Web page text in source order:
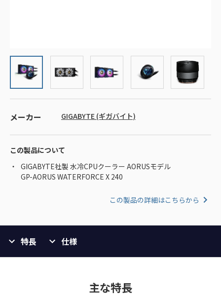
メーカー GIGABYTE (ギガバイト)
この製品について
GIGABYTE社製 水冷CPUクーラー AORUSモデル
GP-AORUS WATERFORCE X 240
この製品の詳細はこちらから
特長 仕様
主な特長